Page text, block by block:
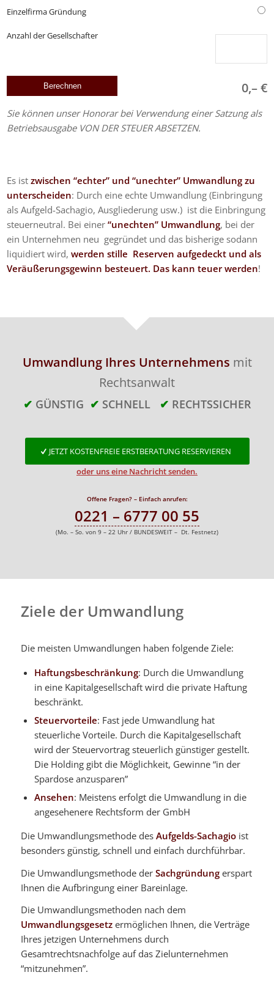
Einzelfirma Gründung
Anzahl der Gesellschafter
0,– €
Sie können unser Honorar bei Verwendung einer Satzung als
Betriebsausgabe VON DER STEUER ABSETZEN.
Es ist zwischen “echter” und “unechter” Umwandlung zu
unterscheiden: Durch eine echte Umwandlung (Einbringung
als Aufgeld-Sachagio, Ausgliederung usw.) ist die Einbringung
steuerneutral. Bei einer“unechten” Umwandlung, bei der
ein Unternehmen neu gegründet und das bisherige sodann
liquidiert wird,werden stille Reserven aufgedeckt und als
Veräußerungsgewinn besteuert. Das kann teuer werden!
Umwandlung Ihres Unternehmens mit
Rechtsanwalt
✔ GÜNSTIG ✔ SCHNELL ✔ RECHTSSICHER
JETZT KOSTENFREIE ERSTBERATUNG RESERVIEREN
oder uns eine Nachricht senden.
Offene Fragen? – Einfach anrufen:
0221 – 6777 00 55
(Mo. – So. von 9 – 22 Uhr / BUNDESWEIT – Dt. Festnetz)
Ziele der Umwandlung
Die meisten Umwandlungen haben folgende Ziele:
Haftungsbeschränkung: Durch die Umwandlung
in eine Kapitalgesellschaft wird die private Haftung
beschränkt.
Steuervorteile: Fast jede Umwandlung hat
steuerliche Vorteile. Durch die Kapitalgesellschaft
wird der Steuervortrag steuerlich günstiger gestellt.
Die Holding gibt die Möglichkeit, Gewinne “in der
Spardose anzusparen”
Ansehen: Meistens erfolgt die Umwandlung in die
angesehenere Rechtsform der GmbH
Die Umwandlungsmethode des Aufgelds-Sachagioist
besonders günstig, schnell und einfach durchführbar.
Die Umwandlungsmethode der Sachgründungerspart
Ihnen die Aufbringung einer Bareinlage.
Die Umwandlungsmethoden nach dem
Umwandlungsgesetzermöglichen Ihnen, die Verträge
Ihres jetzigen Unternehmens durch
Gesamtrechtsnachfolge auf das Zielunternehmen
“mitzunehmen”.